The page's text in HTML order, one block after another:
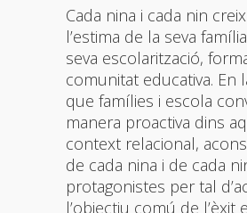
Cada nina i cada nin
l’estima de la seva
seva escolarització,
comunitat educativa. En
que famílies i escola
manera proactiva dins
context relacional,
de cada nina i de cada
protagonistes per tal
l’objectiu comú de l’èxit